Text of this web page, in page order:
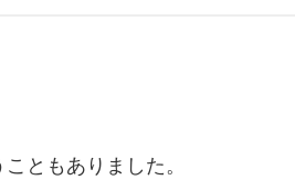
ともありました。